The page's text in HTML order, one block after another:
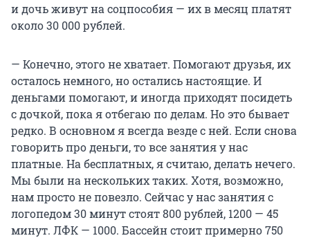
и дочь живут на соцпособия — их в месяц платят
около 30 000 рублей.
— Конечно, этого не хватает. Помогают друзья, их
осталось немного, но остались настоящие. И
деньгами помогают, и иногда приходят посидеть
с дочкой, пока я отбегаю по делам. Но это бывает
редко. В основном я всегда везде с ней. Если снова
говорить про деньги, то все занятия у нас
платные. На бесплатных, я считаю, делать нечего.
Мы были на нескольких таких. Хотя, возможно,
нам просто не повезло. Сейчас у нас занятия с
логопедом 30 минут стоят 800 рублей, 1200 — 45
минут. ЛФК — 1000. Бассейн стоит примерно 750